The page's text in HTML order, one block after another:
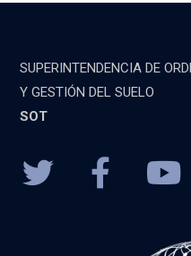
SUPERINTENDENCIA DE
Y GESTIÓN DEL SUELO
SOT